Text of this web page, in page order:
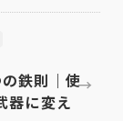
鉄則｜使
器に変え